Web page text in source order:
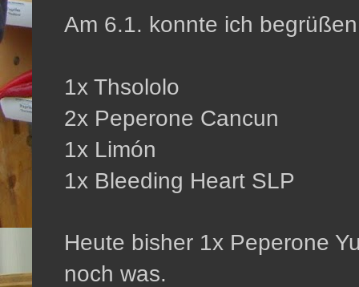
Am 6.1. konnte ich
1x Thsololo
2x Peperone Cancun
1x Limón
1x Bleeding Heart SLP
Heute bisher 1x Peperone
noch was.